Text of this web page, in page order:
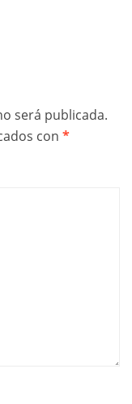
será publicada.
con *